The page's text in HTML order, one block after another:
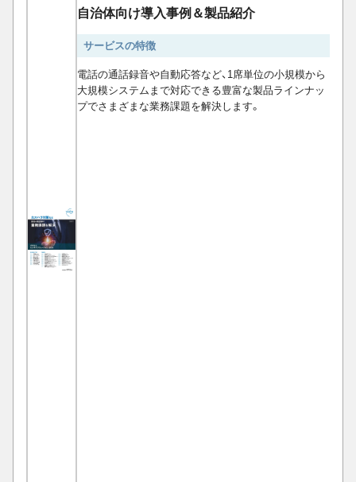
自治体向け導入事例＆製品紹介
サービスの特徴
電話の通話録音や自動応答など、1席単位の小規模から
大規模システムまで対応できる豊富な製品ラインナッ
プでさまざまな業務課題を解決します。